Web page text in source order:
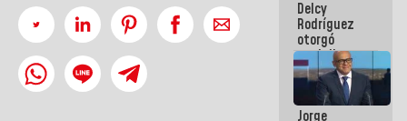
planes de
acción
Delcy
Rodríguez
otorgó
medalla
"Héroe de
Venezuela"
a servidores
Jorge